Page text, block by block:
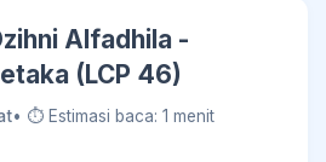
Alfadhila -
(LCP 46)
• ⏱ Estimasi baca: 1 menit